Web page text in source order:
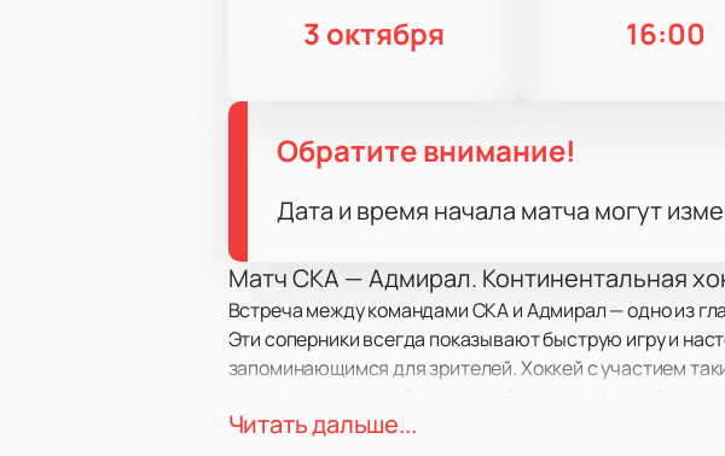
3 октября 16:00
Обратите внимание!
Дата и время начала матча могут
Матч СКА — Адмирал. Континентальная
Встреча между командами СКА и Адмирал — одно из
Эти соперники всегда показывают быструю игру и
запоминающимся для зрителей. Хоккей с участием
спортсменов в одном из лучших турниров России.
Читать дальше...